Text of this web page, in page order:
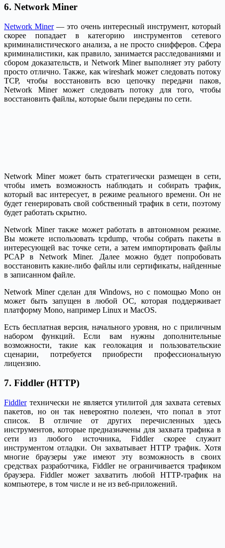
6. Network Miner
Network Miner— это очень интересный инструмент, который
скорее попадает в категорию инструментов сетевого
криминалистического анализа, а не просто снифферов. Сфера
криминалистики, как правило, занимается расследованиями и
сбором доказательств, и Network Miner выполняет эту работу
просто отлично. Также, как wireshark может следовать потоку
TCP, чтобы восстановить всю цепочку передачи паков,
Network Miner может следовать потоку для того, чтобы
восстановить файлы, которые были переданы по сети.
Network Miner может быть стратегически размещен в сети,
чтобы иметь возможность наблюдать и собирать трафик,
который вас интересует, в режиме реального времени. Он не
будет генерировать свой собственный трафик в сети, поэтому
будет работать скрытно.
Network Miner также может работать в автономном режиме.
Вы можете использовать tcpdump, чтобы собрать пакеты в
интересующей вас точке сети, а затем импортировать файлы
PCAP в Network Miner. Далее можно будет попробовать
восстановить какие-либо файлы или сертификаты, найденные
в записанном файле.
Network Miner сделан для Windows, но с помощью Mono он
может быть запущен в любой ОС, которая поддерживает
платформу Mono, например Linux и MacOS.
Есть бесплатная версия, начального уровня, но с приличным
набором функций. Если вам нужны дополнительные
возможности, такие как геолокация и пользовательские
сценарии, потребуется приобрести профессиональную
лицензию.
7. Fiddler (HTTP)
Fiddlerтехнически не является утилитой для захвата сетевых
пакетов, но он так невероятно полезен, что попал в этот
список. В отличие от других перечисленных здесь
инструментов, которые предназначены для захвата трафика в
сети из любого источника, Fiddler скорее служит
инструментом отладки. Он захватывает HTTP трафик. Хотя
многие браузеры уже имеют эту возможность в своих
средствах разработчика, Fiddler не ограничивается трафиком
браузера. Fiddler может захватить любой HTTP-трафик на
компьютере, в том числе и не из веб-приложений.